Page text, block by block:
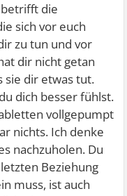
die
sich vor euch
zu tun und vor
dir nicht getan
sie dir etwas tut.
dich besser fühlst.
vollgepumpt
nichts. Ich denke
nachzuholen. Du
Beziehung
muss, ist auch